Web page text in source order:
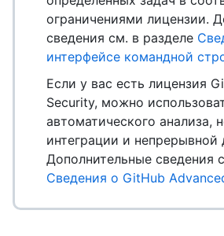
ограничениями лицензии.
сведения см. в разделе
интерфейсе командной
Если у вас есть лицензия
Security, можно
автоматического анализа,
интеграции и непрерывной
Дополнительные сведения
Сведения о GitHub